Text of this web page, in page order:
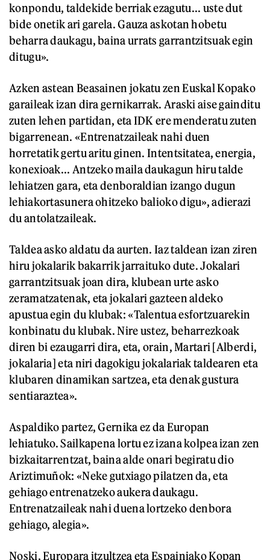
konpondu, taldekide berriak ezagutu... uste dut
bide onetik ari garela. Gauza askotan hobetu
beharra daukagu, baina urrats garrantzitsuak egin
ditugu».
Azken astean Beasainen jokatu zen Euskal Kopako
garaileak izan dira gernikarrak. Araski aise gainditu
zuten lehen partidan, eta IDK ere menderatu zuten
bigarrenean. «Entrenatzaileak nahi duen
horretatik gertu aritu ginen. Intentsitatea, energia,
konexioak... Antzeko maila daukagun hiru talde
lehiatzen gara, eta denboraldian izango dugun
lehiakortasunera ohitzeko balioko digu», adierazi
du antolatzaileak.
Taldea asko aldatu da aurten. Iaz taldean izan ziren
hiru jokalarik bakarrik jarraituko dute. Jokalari
garrantzitsuak joan dira, klubean urte asko
zeramatzatenak, eta jokalari gazteen aldeko
apustua egin du klubak: «Talentua esfortzuarekin
konbinatu du klubak. Nire ustez, beharrezkoak
diren bi ezaugarri dira, eta, orain, Martari [Alberdi,
jokalaria] eta niri dagokigu jokalariak taldearen eta
klubaren dinamikan sartzea, eta denak gustura
sentiaraztea».
Aspaldiko partez, Gernika ez da Europan
lehiatuko. Sailkapena lortu ez izana kolpea izan zen
bizkaitarrentzat, baina alde onari begiratu dio
Ariztimuñok: «Neke gutxiago pilatzen da, eta
gehiago entrenatzeko aukera daukagu.
Entrenatzaileak nahi duena lortzeko denbora
gehiago, alegia».
Noski, Europara itzultzea eta Espainiako Kopan